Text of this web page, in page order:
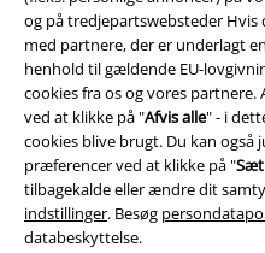
og på tredjepartswebsteder Hvis
med partnere, der er underlagt
henhold til gældende EU-
cookies fra os og vores
ved at klikke på "Afvis alle" - i
cookies blive brugt. Du kan også
præferencer ved at klikke på "
tilbagekalde eller ændre dit
indstillinger. Besøg
databeskyttelse.
Om EMP Danmark
Persondatapolitik
Bortskaffelse af affald og
Overensstemmelseserklæring
Oplysninger om tilgængelighed